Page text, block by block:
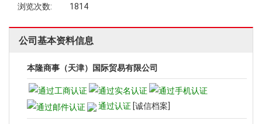
浏览次数: 1814
公司基本资料信息
本隆商事（天津）国际贸易有限公司
通过认证 [诚信档案]